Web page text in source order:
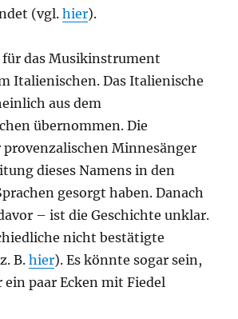
(vgl.hier).
für das Musikinstrument
Italienischen. Das Italienische
aus dem
übernommen. Die
Minnesänger
dieses Namens in den
gesorgt haben. Danach
– ist die Geschichte unklar.
nicht bestätigte
B.hier). Es könnte sogar sein,
ein paar Ecken mit Fiedel